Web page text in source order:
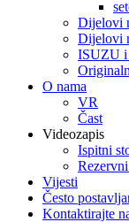
Dijelovi
Dijelovi
ISUZU i
O nama
VR
Čast
Videozapis
Ispitni
Vijesti
Često
Kontaktirajte